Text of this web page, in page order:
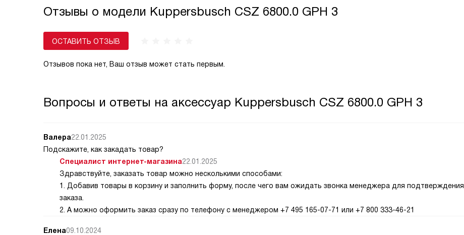
Отзывы о модели Kuppersbusch CSZ 6800.0 GPH 3
ОСТАВИТЬ ОТЗЫВ
Отзывов пока нет, Ваш отзыв может стать первым.
Вопросы и ответы на аксессуар Kuppersbusch CSZ 6800.0 GPH 3
Валера22.01.2025
Подскажите, как закадать товар?
Специалист интернет-магазина22.01.2025
Здравствуйте, заказать товар можно несколькими способами:
1. Добавив товары в корзину и заполнить форму, после чего вам ожидать звонка менеджера для подтверждения
заказа.
2. А можно оформить заказ сразу по телефону с менеджером +7 495 165-07-71 или +7 800 333-46-21
Елена09.10.2024